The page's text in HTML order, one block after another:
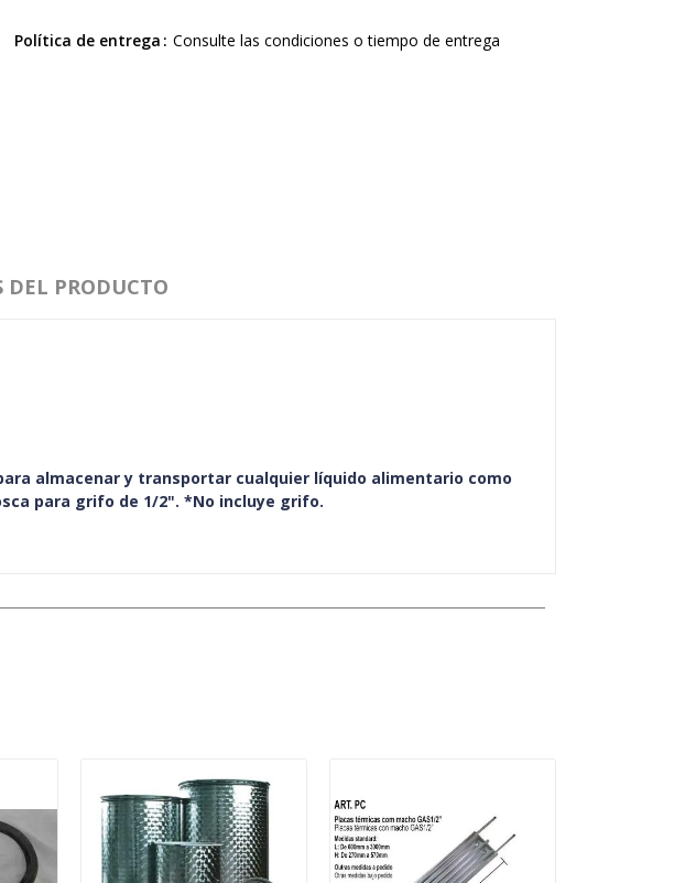
Política de entrega Consulte las condiciones o tiempo de entrega
DEL PRODUCTO
almacenar y transportar cualquier líquido alimentario como
para grifo de 1/2". *No incluye grifo.